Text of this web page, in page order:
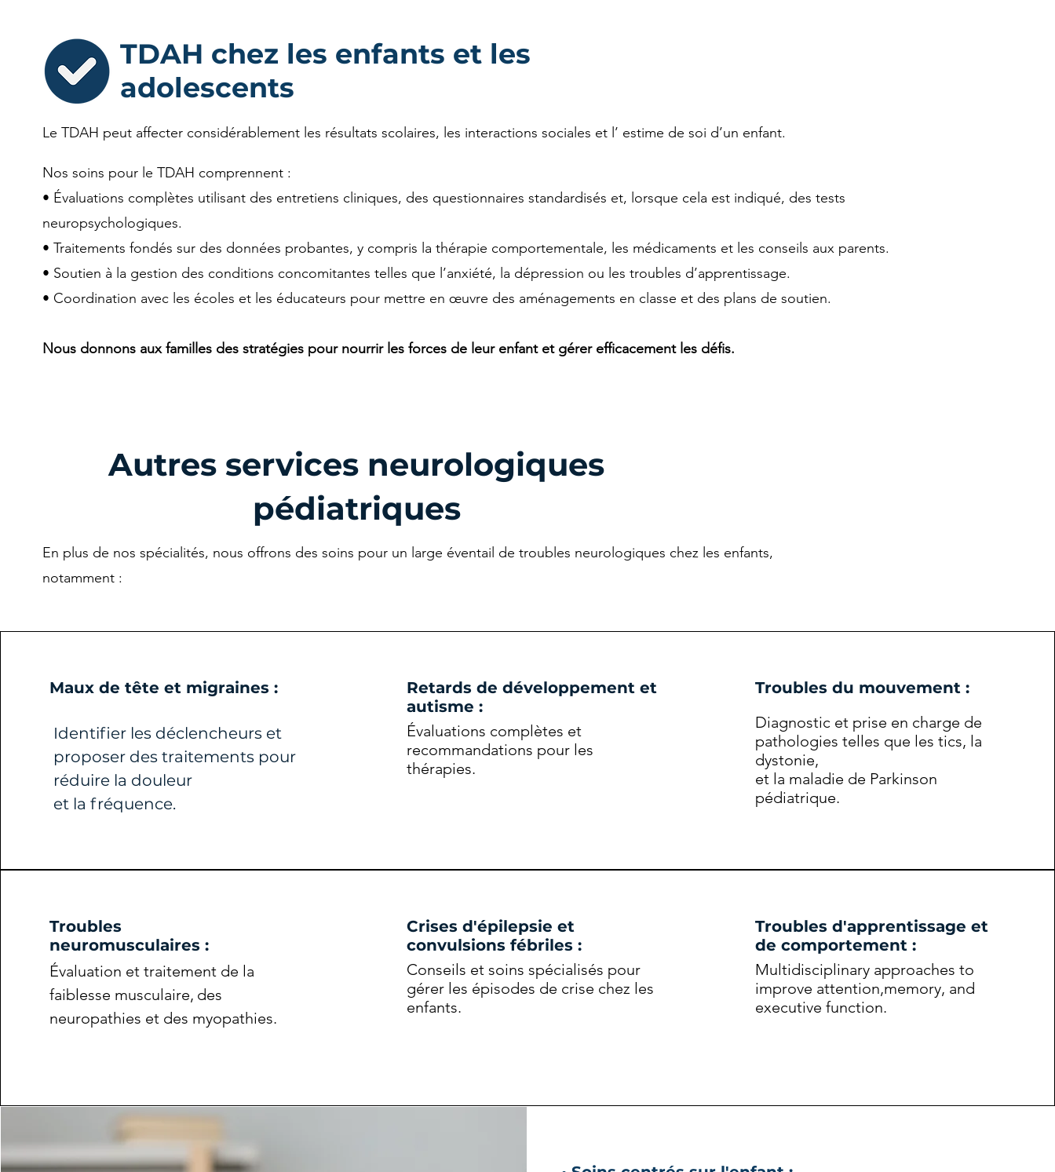
TDAH chez les enfants et les
adolescents
Le TDAH peut affecter considérablement les résultats scolaires, les interactions sociales et l’ estime de soi d’un enfant.
Nos soins pour le TDAH comprennent :
• Évaluations complètes utilisant des entretiens cliniques, des questionnaires standardisés et, lorsque cela est indiqué, des tests
neuropsychologiques.
• Traitements fondés sur des données probantes, y compris la thérapie comportementale, les médicaments et les conseils aux parents.
• Soutien à la gestion des conditions concomitantes telles que l’anxiété, la dépression ou les troubles d’apprentissage.
• Coordination avec les écoles et les éducateurs pour mettre en œuvre des aménagements en classe et des plans de soutien.
Nous donnons aux familles des stratégies pour nourrir les forces de leur enfant et gérer efficacement les défis.
Autres services neurologiques
pédiatriques
En plus de nos spécialités, nous offrons des soins pour un large éventail de troubles neurologiques chez les enfants,
notamment :
Maux de tête et migraines :
Identifier les déclencheurs et
proposer des traitements pour
réduire la douleur
et la fréquence.
Retards de développement et
autisme :
Évaluations complètes et
recommandations pour les
thérapies.
Troubles du mouvement :
Diagnostic et prise en charge de
pathologies telles que les tics, la
dystonie,
et la maladie de Parkinson
pédiatrique.
Troubles
neuromusculaires :
Évaluation et traitement de la
faiblesse musculaire, des
neuropathies et des myopathies.
Crises d'épilepsie et
convulsions fébriles :
Conseils et soins spécialisés pour
gérer les épisodes de crise chez les
enfants.
Troubles d'apprentissage et
de comportement :
Multidisciplinary approaches to
improve attention,memory, and
executive function.